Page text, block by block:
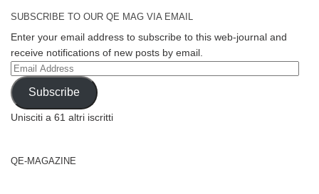
SUBSCRIBE TO OUR QE MAG VIA EMAIL
Enter your email address to subscribe to this web-journal and
receive notifications of new posts by email.
Email
Address
Subscribe
Unisciti a 61 altri iscritti
QE-MAGAZINE